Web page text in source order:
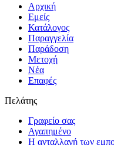
Αρχική
Εμείς
Κατάλογος
Παραγγελία
Παράδοση
Mετοχή
Νέα
Επαφές
Πελάτης
Γραφείο σας
Αγαπημένο
Η ανταλλαγή των